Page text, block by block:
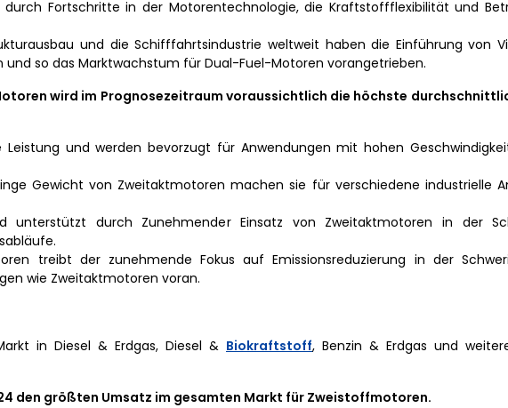
Fortschritte in der Motorentechnologie, die Kraftstoffflexibilität und
und die Schifffahrtsindustrie weltweit haben die Einführung von
so das Marktwachstum für Dual-Fuel-Motoren vorangetrieben.
wird im Prognosezeitraum voraussichtlich die höchste
und werden bevorzugt für Anwendungen mit hohen
Gewicht von Zweitaktmotoren machen sie für verschiedene industrielle
unterstützt durch Zunehmender Einsatz von Zweitaktmotoren in der
treibt der zunehmende Fokus auf Emissionsreduzierung in der
wie Zweitaktmotoren voran.
in Diesel & Erdgas, Diesel & Biokraftstoff, Benzin & Erdgas und
den größten Umsatz im gesamten Markt für Zweistoffmotoren.